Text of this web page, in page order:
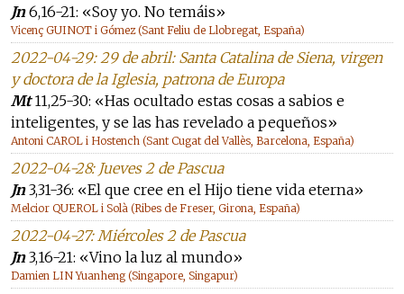
Jn6,16-21: «Soy yo. No temáis»
Vicenç GUINOT i Gómez (Sant Feliu de Llobregat, España)
2022-04-29: 29 de abril: Santa Catalina de Siena, virgen
y doctora de la Iglesia, patrona de Europa
Mt11,25-30: «Has ocultado estas cosas a sabios e
inteligentes, y se las has revelado a pequeños»
Antoni CAROL i Hostench (Sant Cugat del Vallès, Barcelona, España)
2022-04-28: Jueves 2 de Pascua
Jn3,31-36: «El que cree en el Hijo tiene vida eterna»
Melcior QUEROL i Solà (Ribes de Freser, Girona, España)
2022-04-27: Miércoles 2 de Pascua
Jn3,16-21: «Vino la luz al mundo»
Damien LIN Yuanheng (Singapore, Singapur)